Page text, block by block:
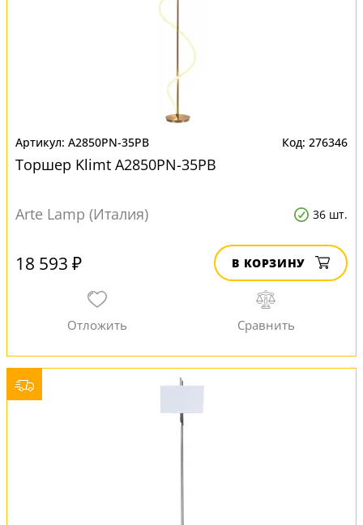
A2850PN-35PB 276346
Торшер Klimt A2850PN-35PB
Arte Lamp (Италия) 36 шт.
18 593 ₽ В КОРЗИНУ